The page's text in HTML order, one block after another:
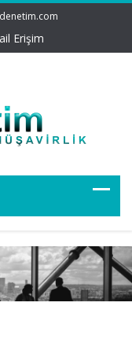
Erişim